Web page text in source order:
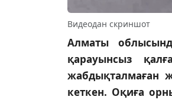
Видеодан скриншот
Алматы
қарауынсыз
жабдықталмаған
кеткен. Оқиға